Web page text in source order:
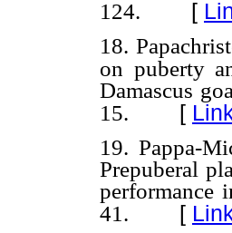
124. [
18.
on puberty
Damascus
15. [
19. Pappa-
Prepuberal
performance
41. [